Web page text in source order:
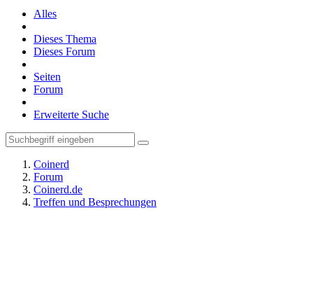
Alles
Dieses Thema
Dieses Forum
Seiten
Forum
Erweiterte Suche
Coinerd
Forum
Coinerd.de
Treffen und Besprechungen